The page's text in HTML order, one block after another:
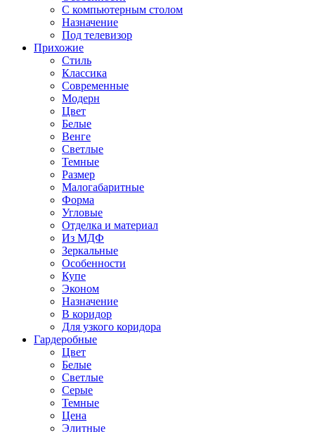
С компьютерным столом
Назначение
Под телевизор
Прихожие
Стиль
Классика
Современные
Модерн
Цвет
Белые
Венге
Светлые
Темные
Размер
Малогабаритные
Форма
Угловые
Отделка и материал
Из МДФ
Зеркальные
Особенности
Купе
Эконом
Назначение
В коридор
Для узкого коридора
Гардеробные
Цвет
Белые
Светлые
Серые
Темные
Цена
Элитные